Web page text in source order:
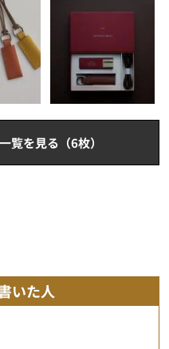
覧を見る（6枚）
いた人